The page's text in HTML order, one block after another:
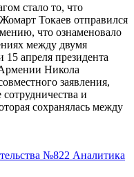
стало то, что
Токаев отправился
что ознаменовало
между двумя
15 апреля президента
Никола
заявления,
и
сохранялась между
Аналитика